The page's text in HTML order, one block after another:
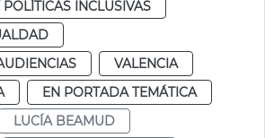
INCLUSIVAS
VALENCIA
EN PORTADA TEMÁTICA
LUCÍA BEAMUD